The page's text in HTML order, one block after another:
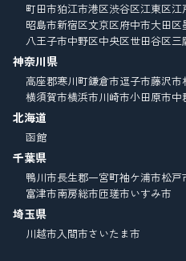
町田市狛江市港区渋谷区江東区江
昭島市新宿区文京区府中市大田区
八王子市中野区中央区世田谷区三
神奈川県
高座郡寒川町鎌倉市逗子市藤沢市
横須賀市横浜市川崎市小田原市中
北海道
函館
千葉県
鴨川市長生郡一宮町袖ケ浦市松戸
富津市南房総市匝瑳市いすみ市
埼玉県
川越市入間市さいたま市